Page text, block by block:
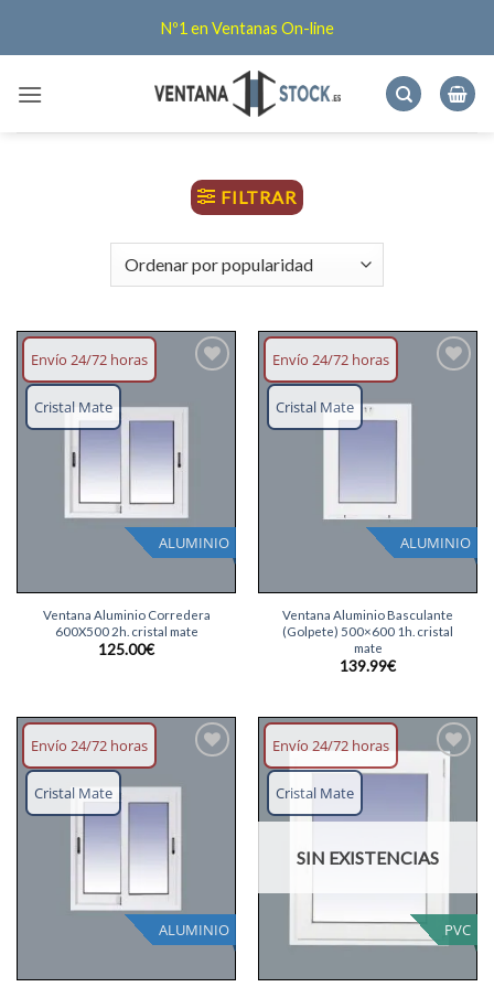
Nº1 en Ventanas On-line
FILTRAR
Envío 24/72 horas
ALUMINIO
Cristal Mate
Ventana Aluminio Corredera
600X500 2h. cristal mate
125.00€
Envío 24/72 horas
ALUMINIO
Cristal Mate
Ventana Aluminio Basculante
(Golpete) 500×600 1h. cristal
mate
139.99€
Envío 24/72 horas
ALUMINIO
Cristal Mate
Envío 24/72 horas
PVC
Cristal Mate
Añadir
SIN EXISTENCIAS